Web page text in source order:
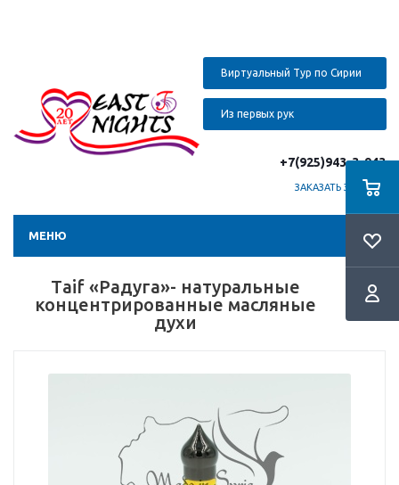
Виртуальный Тур по Сирии
Из первых рук
+7(925)943-3-943
ЗАКАЗАТЬ ЗВОНОК
МЕНЮ
Тaif «Радуга»- натуральные
концентрированные масляные
духи